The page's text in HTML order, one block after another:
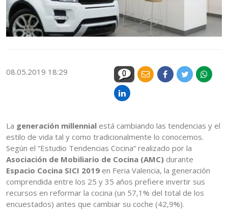
08.05.2019 18:29 0
La generación millennial está cambiando las tendencias y el
estilo de vida tal y como tradicionalmente lo conocemos.
Según el “Estudio Tendencias Cocina” realizado por la
Asociación de Mobiliario de Cocina (AMC) durante
Espacio Cocina SICI 2019 en Feria Valencia, la generación
comprendida entre los 25 y 35 años prefiere invertir sus
recursos en reformar la cocina (un 57,1% del total de los
encuestados) antes que cambiar su coche (42,9%).